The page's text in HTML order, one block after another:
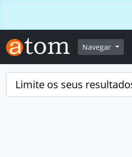
Navegar
Limite os seus